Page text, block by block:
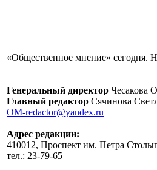
«Общественное мнение» сегодня.
Генеральный директор Чесакова
Главный редактор Сячинова
OM-redactor@yandex.ru
Адрес редакции:
410012, Проспект им. Петра
тел.: 23-79-65